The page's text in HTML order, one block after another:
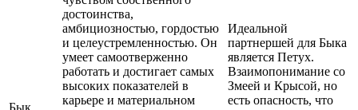
Бык
достоинства,
амбициозностью, гордостью
и целеустремленностью. Он
умеет самоотверженно
работать и достигает самых
высоких показателей в
карьере и материальном
Идеальной
партнершей для Быка
является Петух.
Взаимопонимание со
Змеей и Крысой, но
есть опасность, что